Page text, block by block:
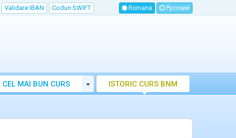
Validare IBAN Coduri SWIFT Romana Русский
CEL MAI BUN CURS
VALUTAR MOLDOVA
Toggle Dropdown
ISTORIC CURS BNM